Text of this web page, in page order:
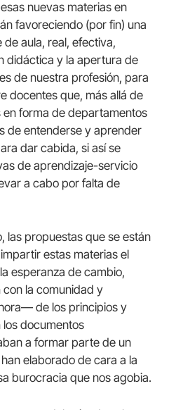
nuevas materias en
favoreciendo (por fin) una
aula, real, efectiva,
didáctica y la apertura de
de nuestra profesión, para
docentes que, más allá de
forma de departamentos
de entenderse y aprender
dar cabida, si así se
de aprendizaje-servicio
a cabo por falta de
las propuestas que se están
estas materias el
esperanza de cambio,
la comunidad y
de los principios y
documentos
a formar parte de un
elaborado de cara a la
burocracia que nos agobia.